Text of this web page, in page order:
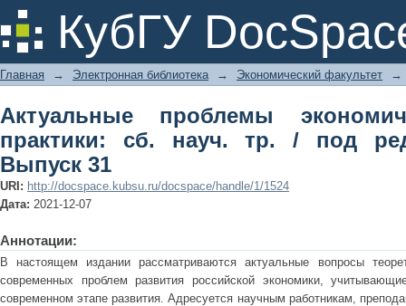
КубГУ
Актуальные проблемы
ред. В.А. Сидорова. Выпуск 31
Главная → Электронная библиотека → Экономический факультет →
Актуальные проблемы
практики: сб. науч. тр. / под
Выпуск 31
URI: http://docspace.kubsu.ru/docspace/handle/1/1524
Дата: 2021-12-07
Аннотации:
В настоящем издании рассматриваются актуальные вопросы
современных проблем развития российской экономики,
современном этапе развития. Адресуется научным работникам,